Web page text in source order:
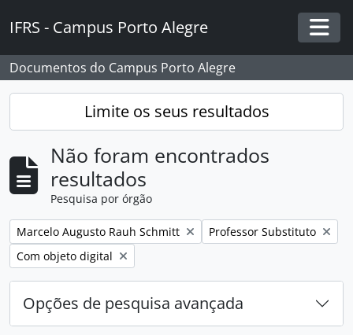
IFRS - Campus Porto Alegre
Documentos do Campus Porto Alegre
Limite os seus resultados
Não foram encontrados
resultados
Pesquisa por órgão
Remover filtro:
Marcelo Augusto Rauh Schmitt Remover filtro:
Professor Substituto
Remover filtro:
Com objeto digital
Opções de pesquisa avançada